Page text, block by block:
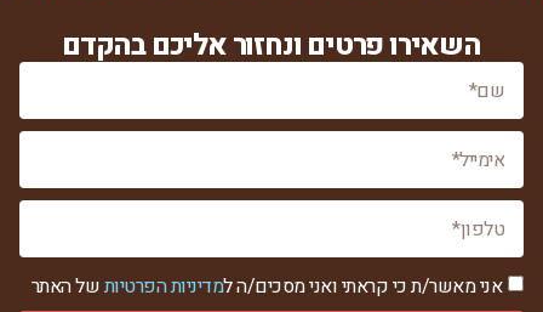
השאירו פרטים ונחזור אליכם בהקדם
אני מאשר/ת כי קראתי ואני מסכים/ה למדיניות הפרטיותשל האתר